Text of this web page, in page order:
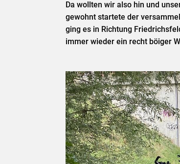
Da wollten wir also hin und
gewohnt startete der
ging es in Richtung
immer wieder ein recht böiger